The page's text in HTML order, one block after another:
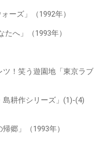
ーズ」（1992年）
たへ」（1993年）
ツ！笑う遊園地「東京ラブ
島耕作シリーズ」(1)-(4)
郷」（1993年）